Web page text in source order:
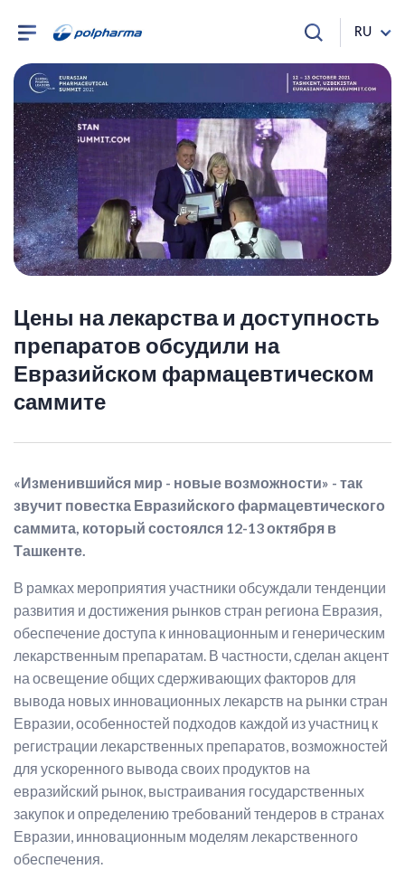
RU
Цены на лекарства и доступность
препаратов обсудили на
Евразийском фармацевтическом
саммите
«Изменившийся мир - новые возможности» - так
звучит повестка Евразийского фармацевтического
саммита, который состоялся 12-13 октября в
Ташкенте.
В рамках мероприятия участники обсуждали тенденции
развития и достижения рынков стран региона Евразия,
обеспечение доступа к инновационным и генерическим
лекарственным препаратам. В частности, сделан акцент
на освещение общих сдерживающих факторов для
вывода новых инновационных лекарств на рынки стран
Евразии, особенностей подходов каждой из участниц к
регистрации лекарственных препаратов, возможностей
для ускоренного вывода своих продуктов на
евразийский рынок, выстраивания государственных
закупок и определению требований тендеров в странах
Евразии, инновационным моделям лекарственного
обеспечения.